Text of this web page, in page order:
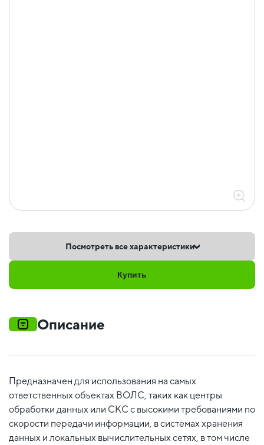
Посмотреть все характеристики
Купить
Описание
Предназначен для использования на самых
ответственных объектах ВОЛС, таких как центры
обработки данных или СКС с высокими требованиями по
скорости передачи информации, в системах хранения
данных и локальных вычислительных сетях, в том числе